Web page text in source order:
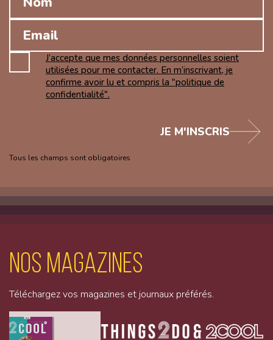
J’accepte que mes données personnelles soient
utilisées pour me contacter. En m’inscrivant, je
confirme avoir lu et compris la "politique de
confidentialité".
Tous les champs sont obligatoires
JE M'INSCRIS
Nos magazines
Téléchargez vos magazines et journaux préférés.